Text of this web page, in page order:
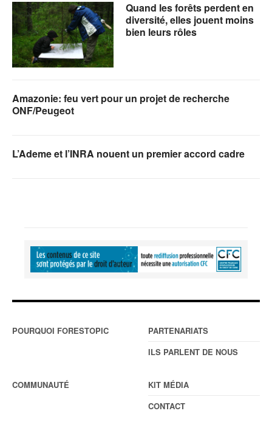
Quand les forêts perdent en
diversité, elles jouent moins
bien leurs rôles
Amazonie: feu vert pour un projet de recherche
ONF/Peugeot
L’Ademe et l’INRA nouent un premier accord cadre
POURQUOI FORESTOPIC
PARTENARIATS
ILS PARLENT DE NOUS
COMMUNAUTÉ
KIT MÉDIA
CONTACT